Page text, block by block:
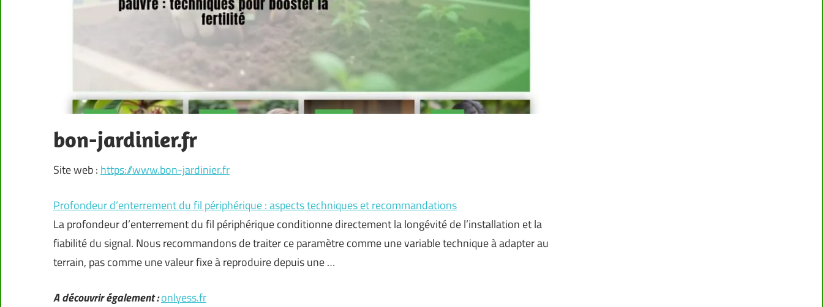
bon-jardinier.fr
Site web : https://www.bon-jardinier.fr
Profondeur d’enterrement du fil périphérique : aspects techniques et recommandations
La profondeur d’enterrement du fil périphérique conditionne directement la longévité de l’installation et la
fiabilité du signal. Nous recommandons de traiter ce paramètre comme une variable technique à adapter au
terrain, pas comme une valeur fixe à reproduire depuis une …
A découvrir également :onlyess.fr